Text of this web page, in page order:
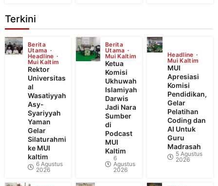
Terkini
Berita
Utama
Headline
Mui Kaltim
Rektor
Universitas
al
Wasatiyyah
Asy-
Syariyyah
Yaman
Gelar
Silaturahmi
ke MUI
kaltim
6 Agustus
2026
Berita
Utama
Mui Kaltim
Ketua
Komisi
Ukhuwah
Islamiyah
Darwis
Jadi Nara
Sumber
di
Podcast
MUI
Kaltim
6
Agustus
2026
Headline
Mui Kaltim
MUI
Apresiasi
Komisi
Pendidikan,
Gelar
Pelatihan
Coding dan
AI Untuk
Guru
Madrasah
5 Agustus
2026